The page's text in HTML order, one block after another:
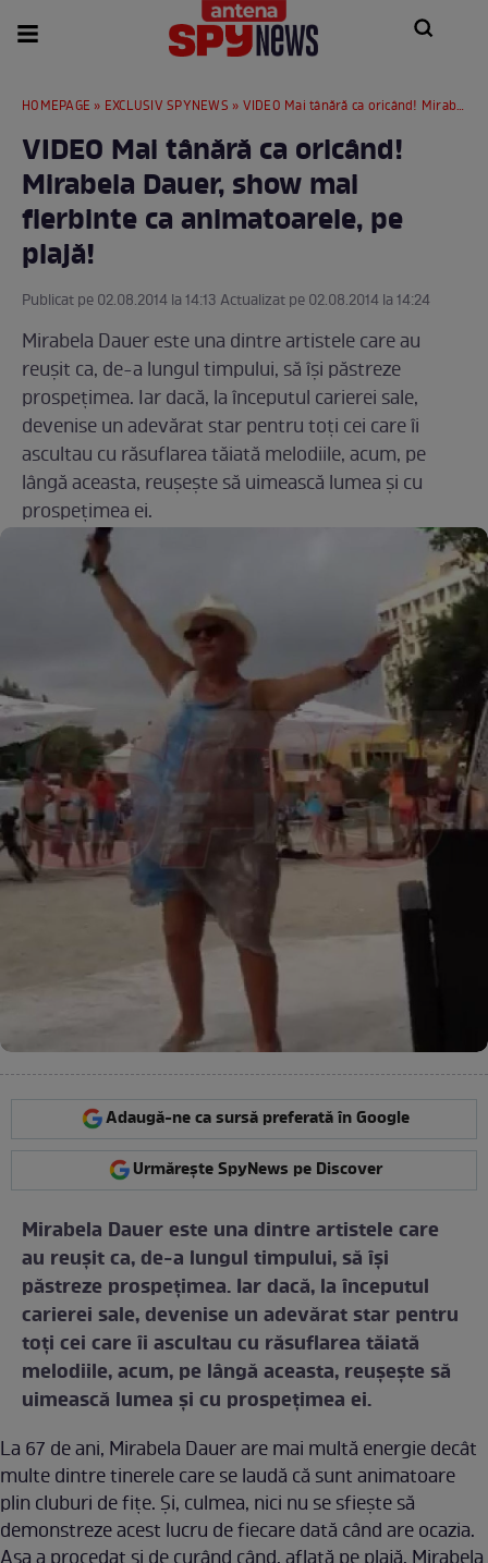
HOMEPAGE » EXCLUSIV SPYNEWS » VIDEO Mai tânără ca oricând! Mirabela Dauer, show mai fierbinte ca animatoarele, pe plajă!
VIDEO Mai tânără ca oricând!
Mirabela Dauer, show mai
fierbinte ca animatoarele, pe
plajă!
Publicat pe 02.08.2014 la 14:13 Actualizat pe 02.08.2014 la 14:24
Mirabela Dauer este una dintre artistele care au
reușit ca, de-a lungul timpului, să își păstreze
prospețimea. Iar dacă, la începutul carierei sale,
devenise un adevărat star pentru toți cei care îi
ascultau cu răsuflarea tăiată melodiile, acum, pe
lângă aceasta, reușește să uimească lumea și cu
prospețimea ei.
Adaugă-ne ca sursă preferată în Google
Urmărește SpyNews pe Discover
Mirabela Dauer este una dintre artistele care
au reușit ca, de-a lungul timpului, să își
păstreze prospețimea. Iar dacă, la începutul
carierei sale, devenise un adevărat star pentru
toți cei care îi ascultau cu răsuflarea tăiată
melodiile, acum, pe lângă aceasta, reușește să
uimească lumea și cu prospețimea ei.
La 67 de ani, Mirabela Dauer are mai multă energie decât
multe dintre tinerele care se laudă că sunt animatoare
plin cluburi de fițe. Și, culmea, nici nu se sfiește să
demonstreze acest lucru de fiecare dată când are ocazia.